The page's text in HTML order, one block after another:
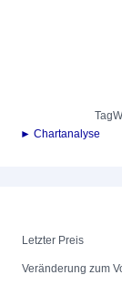
Tag
► Chartanalyse
Letzter Preis
Veränderung zum